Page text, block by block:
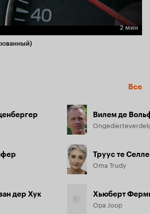
мин
2 мин
Все
дер Хук
Вилем де
Труус те Селле
Oma Trudy
Хьюберт
Opa Joop